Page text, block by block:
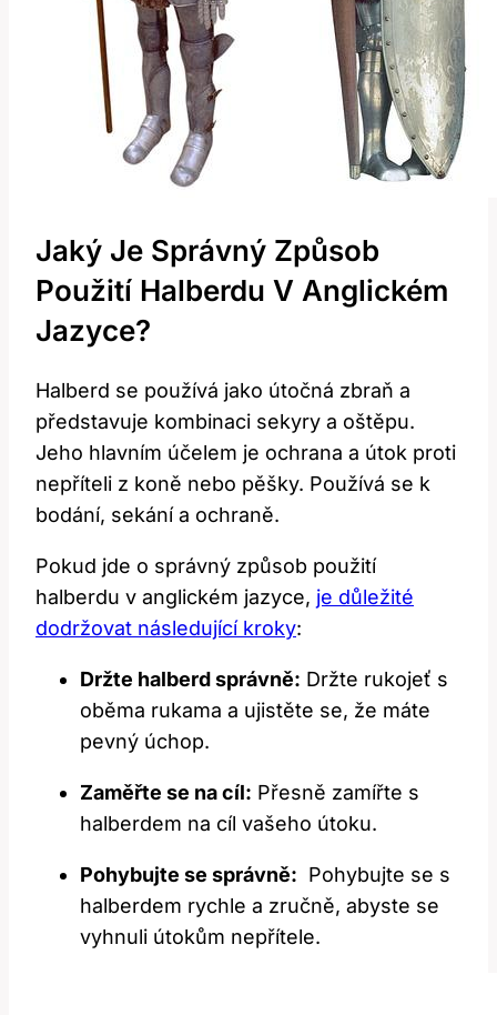
Jaký ‌je Správný Způsob
Použití Halberdu V Anglickém
Jazyce?
Halberd⁤ se⁤ používá jako‍ útočná zbraň a
představuje kombinaci sekyry⁤ a oštěpu.
Jeho hlavním účelem je ochrana⁢ a⁤ útok proti⁤
nepříteli z ‌koně nebo⁣ pěšky. Používá se k
bodání, sekání⁣ a ochraně.
Pokud jde o‍ správný způsob použití
halberdu ‍v anglickém jazyce, je důležité
dodržovat následující kroky:
Držte halberd správně: Držte rukojeť s⁢
oběma⁣ rukama a ujistěte se,‍ že máte
pevný úchop.
Zaměřte se ⁢na ‍cíl: Přesně zamířte ⁢s
halberdem‍ na⁢ cíl vašeho útoku.
Pohybujte se správně: ⁣ Pohybujte se s
⁣halberdem rychle a zručně, abyste se
vyhnuli útokům nepřítele.